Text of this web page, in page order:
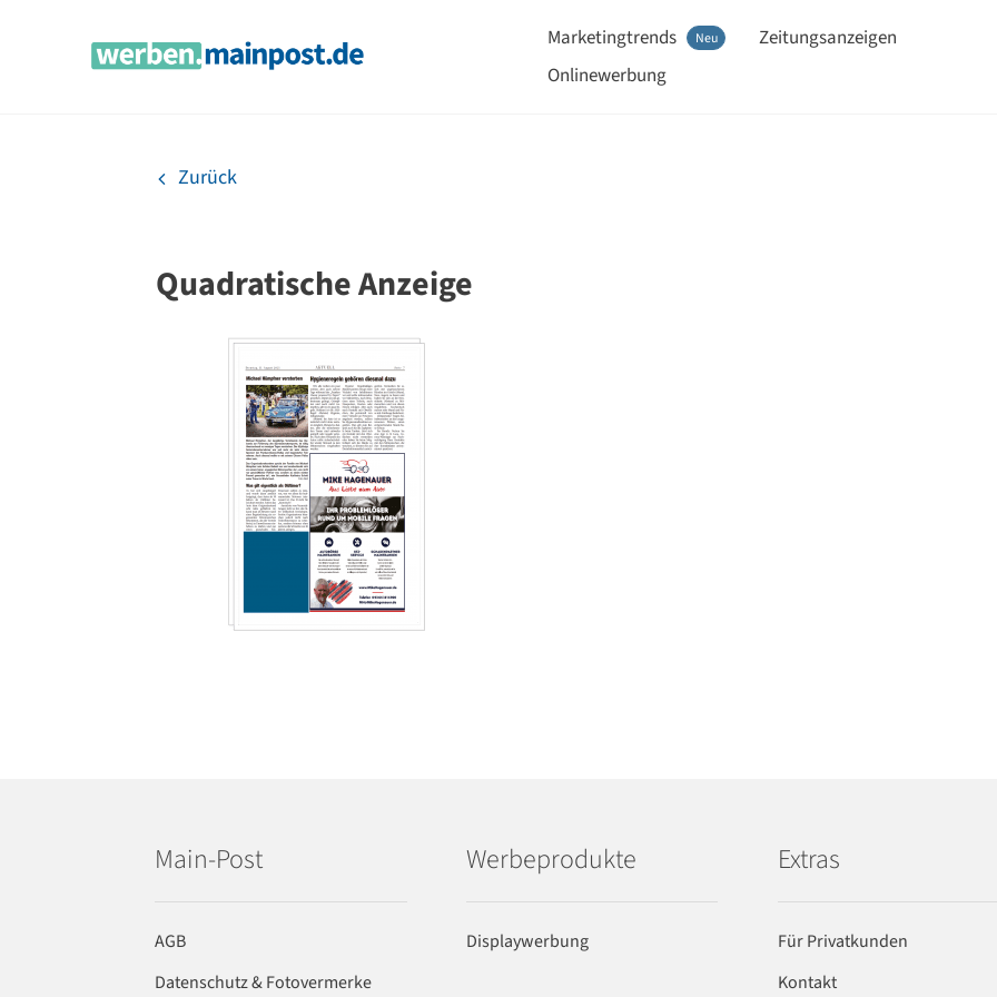
Marketingtrends Neu
Zeitungsanzeigen
Onlinewerbung
Zurück
Quadratische Anzeige
Main-Post
AGB
Datenschutz & Fotovermerke
Werbeprodukte
Displaywerbung
Extras
Für Privatkunden
Kontakt